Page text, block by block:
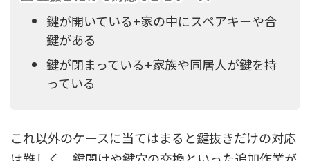
鍵が開いている+家の中にスペアキーや合
鍵がある
鍵が閉まっている+家族や同居人が鍵を持
っている
これ以外のケースに当てはまると鍵抜きだけの対応